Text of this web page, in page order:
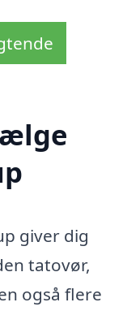
giver dig
tatovør,
også flere